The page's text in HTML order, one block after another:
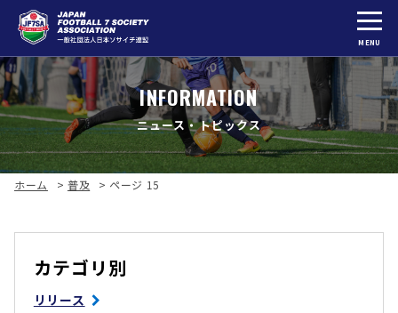
MENU
INFORMATION
ニュース・トピックス
ホーム > 普及 > ページ 15
カテゴリ別
リリース